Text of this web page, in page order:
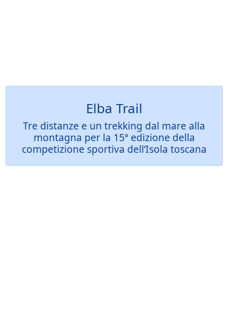
Elba Trail
Tre distanze e un trekking dal mare alla
montagna per la 15ª edizione della
competizione sportiva dell’Isola toscana